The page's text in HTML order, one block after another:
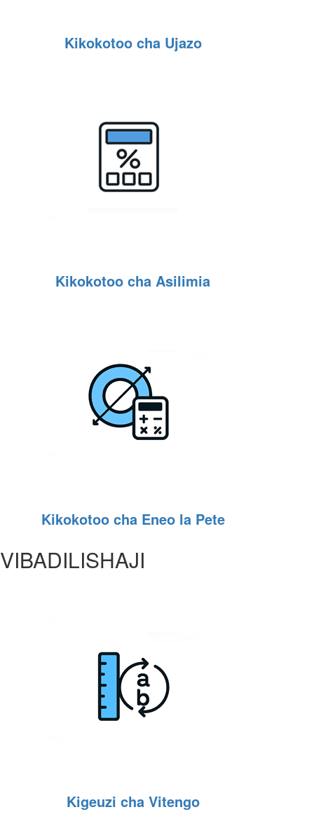
Kikokotoo cha Ujazo
Kikokotoo cha Asilimia
Kikokotoo cha Eneo la Pete
VIBADILISHAJI
Kigeuzi cha Vitengo